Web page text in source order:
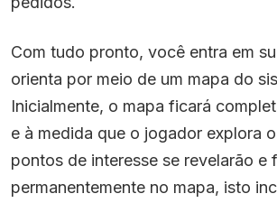
Com tudo pronto, você entra em
orienta por meio de um mapa do
Inicialmente, o mapa ficará
e à medida que o jogador explora
pontos de interesse se revelarão e
permanentemente no mapa, isto